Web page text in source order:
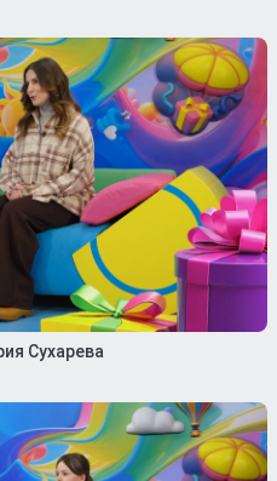
Сухарева